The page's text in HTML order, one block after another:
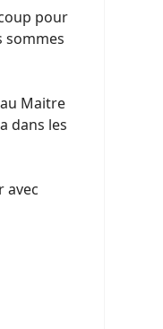
pour
sommes
Maitre
dans les
avec